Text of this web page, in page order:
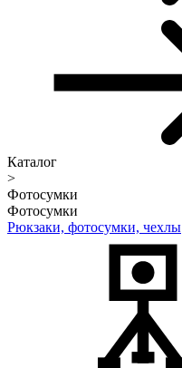
Каталог
>
Фотосумки
Фотосумки
Рюкзаки, фотосумки, чехлы